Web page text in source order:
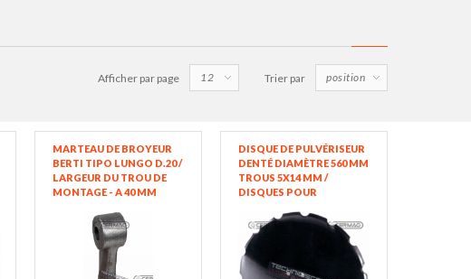
Afficher par page Trier par
MARTEAU DE BROYEUR
BERTI TIPO LUNGO D.20 /
LARGEUR DU TROU DE
MONTAGE - A 40 MM
100 MM DIAMÈTRE DU
TROU 20.5 MM RAYON - R
DISQUE DE PULVÉRISEUR
DENTÉ DIAMÈTRE 560 MM
TROUS 5X14 MM /
DISQUES POUR
MATÉRIEL BORO